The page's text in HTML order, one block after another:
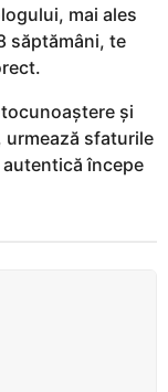
mai ales
săptămâni, te
și
urmează sfaturile
începe